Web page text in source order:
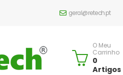
geral@retech.pt
O Meu
Carrinho
0
Artigos